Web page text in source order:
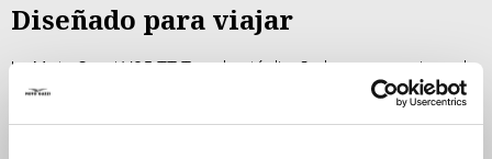
Diseñado para viajar
La Moto Guzzi V85 TT Travel está diseñada para que vivas el
viaje que siempre has soñado. Lo entenderás pronto, cuando
veas eldepósito de combustible de 23 litrosy las